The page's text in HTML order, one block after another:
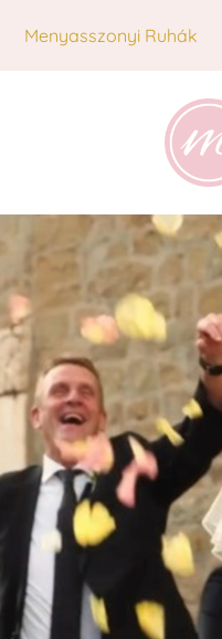
Menyasszonyi Ruhák